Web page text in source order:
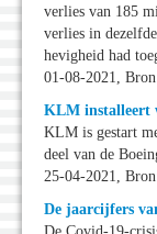
verlies van 185
verlies in
hevigheid had
01-08-2021,
KLM installeert
KLM is gestart
deel van de
25-04-2021,
De jaarcijfers